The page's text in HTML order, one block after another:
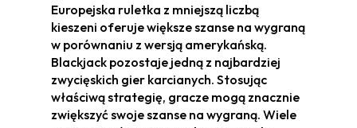
Europejska ruletka z mniejszą liczbą
kieszeni oferuje większe szanse na wygraną
w porównaniu z wersją amerykańską.
Blackjack pozostaje jedną z najbardziej
zwycięskich gier karcianych. Stosując
właściwą strategię, gracze mogą znacznie
zwiększyć swoje szanse na wygraną. Wiele